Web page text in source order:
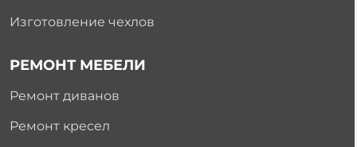
Изготовление чехлов
РЕМОНТ МЕБЕЛИ
Ремонт диванов
Ремонт кресел